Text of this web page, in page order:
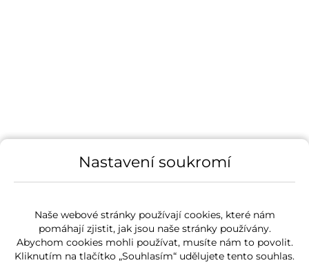
Nastavení soukromí
Naše webové stránky používají cookies, které nám
pomáhají zjistit, jak jsou naše stránky používány.
Abychom cookies mohli používat, musíte nám to povolit.
Kliknutím na tlačítko „Souhlasím“ udělujete tento souhlas.